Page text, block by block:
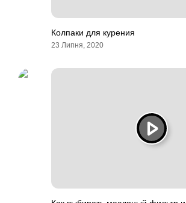
Колпаки для курения
23 Липня, 2020